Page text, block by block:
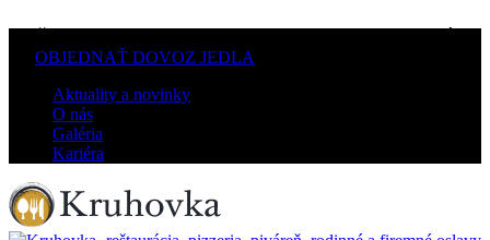
OBJEDNAŤ DOVOZ JEDLA
Aktuality a novinky
O nás
Galéria
Kariéra